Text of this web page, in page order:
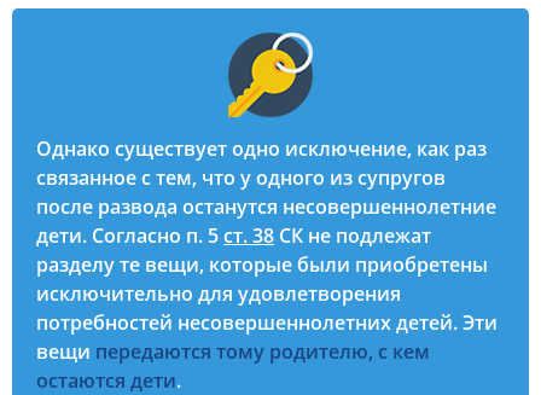
Однако существует одно исключение, как раз
связанное с тем, что у одного из супругов
после развода останутся несовершеннолетние
дети. Согласно п. 5ст. 38 СК не подлежат
разделу те вещи, которые были приобретены
исключительно для удовлетворения
потребностей несовершеннолетних детей. Эти
вещи передаются тому родителю, с кем
остаются дети.